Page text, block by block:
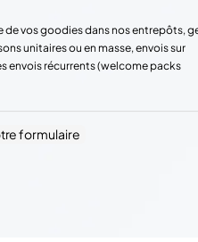
de vos goodies dans nos entrepôts,
unitaires ou en masse, envois sur
envois récurrents (welcome packs
formulaire